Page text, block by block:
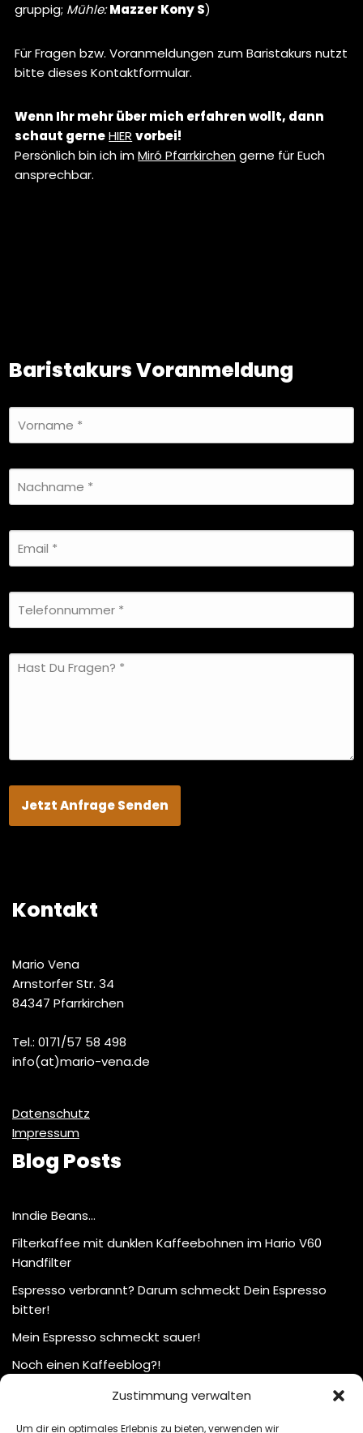
Zustimmung verwalten
Um dir ein optimales Erlebnis zu bieten, verwenden wir
gruppig; Mühle: Mazzer Kony S)
Für Fragen bzw. Voranmeldungen zum Baristakurs nutzt
bitte dieses Kontaktformular.
Wenn Ihr mehr über mich erfahren wollt, dann
schaut gerne HIER vorbei!
Persönlich bin ich imMiró Pfarrkirchengerne für Euch
ansprechbar.
Baristakurs Voranmeldung
Kontakt
Mario Vena
Arnstorfer Str. 34
84347 Pfarrkirchen
Tel.: 0171/57 58 498
info(at)mario-vena.de
Datenschutz
Impressum
Blog Posts
Inndie Beans…
Filterkaffee mit dunklen Kaffeebohnen im Hario V60
Handfilter
Espresso verbrannt? Darum schmeckt Dein Espresso
bitter!
Mein Espresso schmeckt sauer!
Noch einen Kaffeeblog?!